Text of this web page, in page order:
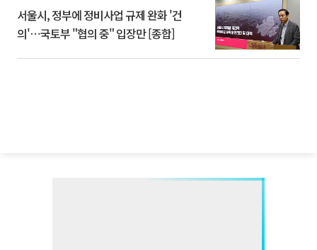
서울시, 정부에 정비사업 규제 완화 '건
의'⋯국토부 "협의 중" 입장만 [종합]